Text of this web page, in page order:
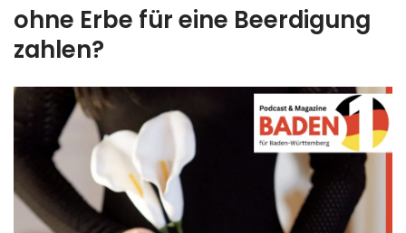
ohne Erbe für eine Beerdigung
zahlen?